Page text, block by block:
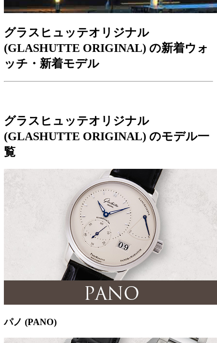
グラスヒュッテオリジナル
(GLASHUTTE ORIGINAL) の新着ウォ
ッチ・新着モデル
グラスヒュッテオリジナル
(GLASHUTTE ORIGINAL) のモデル一
覧
パノ (PANO)